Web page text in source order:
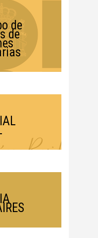
de
de